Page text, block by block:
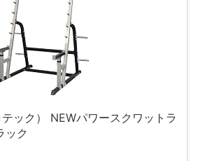
ック） NEWパワースクワットラ
ック